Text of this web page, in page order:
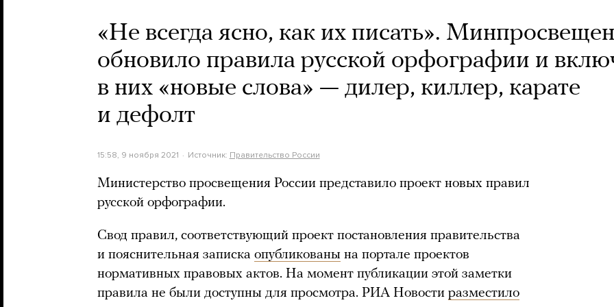
«Не всегда ясно, как их писать».
обновило правила русской орфографии и
в них «новые слова» — дилер, киллер, карате
и дефолт
15:58, 9 ноября 2021 Источник: Правительство России
Министерство просвещения России представило проект новых правил
русской орфографии.
Свод правил, соответствующий проект постановления правительства
и пояснительная записка опубликованы на портале проектов
нормативных правовых актов. На момент публикации этой заметки
правила не были доступны для просмотра. РИА Новости разместило